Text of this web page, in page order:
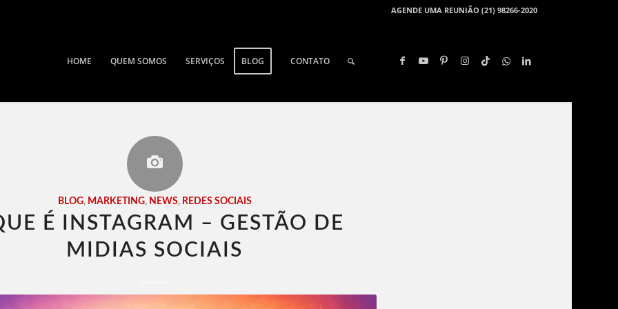
AGENDE UMA REUNIÃO (21) 98266-2020
HOME QUEM SOMOS SERVIÇOS BLOG CONTATO
BLOG, MARKETING, NEWS, REDES SOCIAIS
É INSTAGRAM – GESTÃO DE
MIDIAS SOCIAIS